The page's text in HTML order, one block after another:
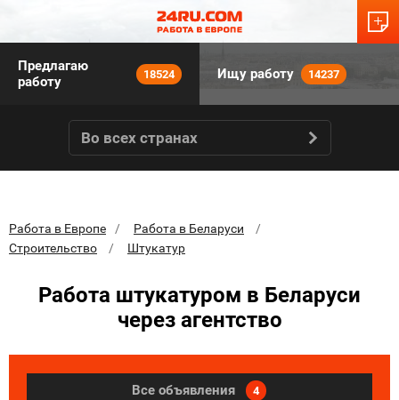
Предлагаю
работу
18524 Ищу работу 14237
Во всех странах
Работа в Европе
Работа в Беларуси
Строительство
Штукатур
Работа штукатуром в Беларуси
через агентство
Все объявления 4